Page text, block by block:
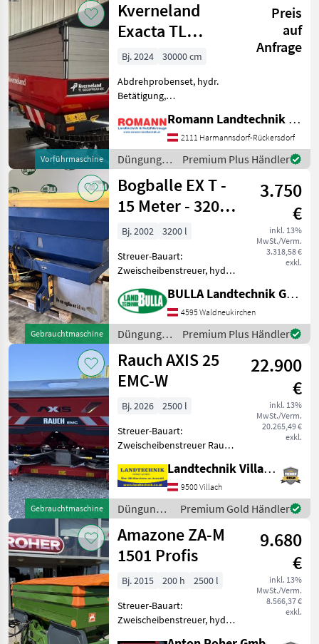
CAD-Streu
Beregnung
/ Rauch
Vorführmaschine
Kverneland
Exacta TL
GEOSPREAD
iDC66
Preis
auf
Anfrage
Bj. 2024
30000 cm
Abdrehprobenset, hydr.
Betätigung,
Streuer-Bauart:
Zweischeibenstreuer
Folgende Ausstattung: •
3.900l Behältervolumen
(inkl. 3 Tankaufsätze) • Gr
Romann Landtechnik & Nutzfahrzeuge e.U.
2111 Harmannsdorf-Rückersdorf
Düngung
und
Beregnung
/
Kverneland
Premium Plus Händler
Gebrauchtmaschine
Bogballe EX T -
15 Meter - 3200
Liter
3.750
€
inkl. 13%
MwSt./Verm.
3.318,58 €
exkl.
Bj. 2002
3200 l
Streuer-Bauart:
Zweischeibenstreuer, hydr.
Grenzstreueinrichtung
BOQBALLE Düngerstreuer
EX T + Bj. 2002 + Inhalt 3200
Liter + Arbeitsbreite von 12
bis 1
BULLA Landtechnik GmbH
4595 Waldneukirchen
Düngung
und
Beregnung
/ Bogballe
Premium Plus Händler
Gebrauchtmaschine
Rauch AXIS 25
EMC-W
22.900
€
inkl. 13%
MwSt./Verm.
20.265,49 €
exkl.
Bj. 2026
2500 l
Streuer-Bauart:
Zweischeibenstreuer Rauch
Präzisionsdüngerstreuer
auf Traktoranbau
Dreipunkt Kat. II/III, Das
MDS ISOBUS-System lässt
sich wahlweise dir
Landtechnik Villach GmbH
9500 Villach
Düngung
und
Beregnung
/ Rauch
Premium Gold Händler
Amazone ZA-M
1501 Profis
9.680
€
inkl. 13%
MwSt./Verm.
8.566,37 €
exkl.
Bj. 2015 200 h
2500 l
Streuer-Bauart:
Zweischeibenstreuer, hydr.